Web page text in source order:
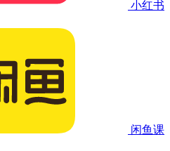
小红书
闲鱼课